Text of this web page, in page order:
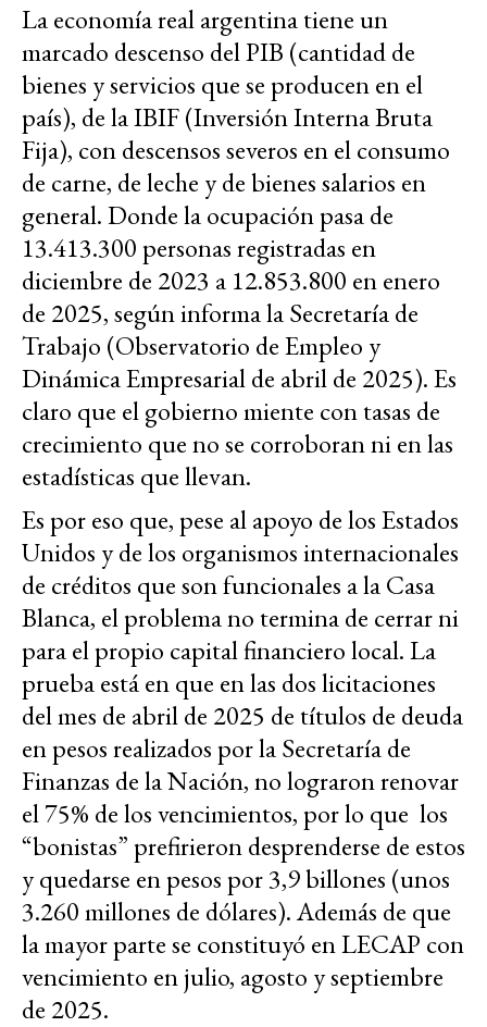
La economía real argentina tiene un
marcado descenso del PIB (cantidad de
bienes y servicios que se producen en el
país), de la IBIF (Inversión Interna Bruta
Fija), con descensos severos en el consumo
de carne, de leche y de bienes salarios en
general. Donde la ocupación pasa de
13.413.300 personas registradas en
diciembre de 2023 a 12.853.800 en enero
de 2025, según informa la Secretaría de
Trabajo (Observatorio de Empleo y
Dinámica Empresarial de abril de 2025). Es
claro que el gobierno miente con tasas de
crecimiento que no se corroboran ni en las
estadísticas que llevan.
Es por eso que, pese al apoyo de los Estados
Unidos y de los organismos internacionales
de créditos que son funcionales a la Casa
Blanca, el problema no termina de cerrar ni
para el propio capital financiero local. La
prueba está en que en las dos licitaciones
del mes de abril de 2025 de títulos de deuda
en pesos realizados por la Secretaría de
Finanzas de la Nación, no lograron renovar
el 75% de los vencimientos, por lo que los
“bonistas” prefirieron desprenderse de estos
y quedarse en pesos por 3,9 billones (unos
3.260 millones de dólares). Además de que
la mayor parte se constituyó en LECAP con
vencimiento en julio, agosto y septiembre
de 2025.